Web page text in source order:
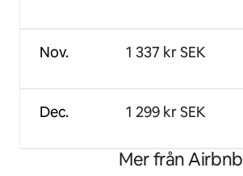
Nov.
Dec.
1 337 kr SEK
1 299 kr SEK
Mer från Airbnb